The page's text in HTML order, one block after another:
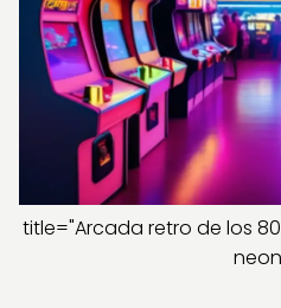
title="Arcada retro de los